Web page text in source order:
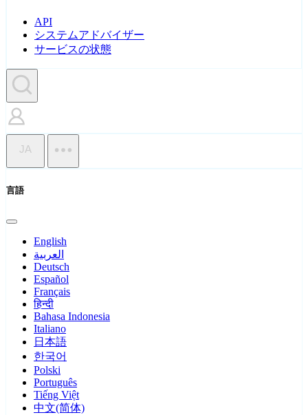
API
システムアドバイザー
サービスの状態
JA
言語
English
العربية
Deutsch
Español
Français
हिन्दी
Bahasa Indonesia
Italiano
日本語
한국어
Polski
Português
Tiếng Việt
中文(简体)